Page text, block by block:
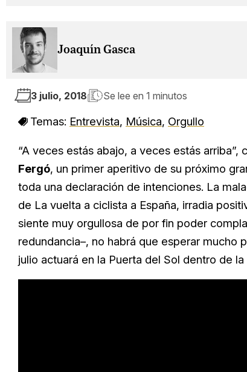
Joaquín Gasca
3 julio, 2018 Se lee en 1 minutos
Temas: Entrevista, Música, Orgullo
“A veces estás abajo, a veces estás arriba”,
Fergó, un primer aperitivo de su próximo
toda una declaración de intenciones. La
de La vuelta a ciclista a España, irradia
siente muy orgullosa de por fin poder
redundancia–, no habrá que esperar
julio actuará en la Puerta del Sol dentro de